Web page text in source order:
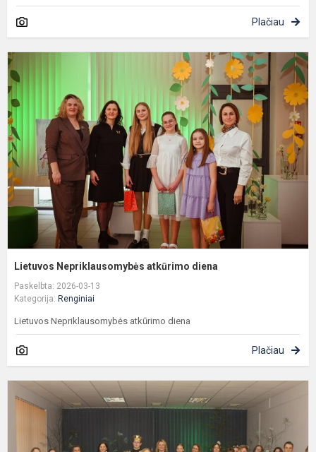
Plačiau
Lietuvos Nepriklausomybės atkūrimo diena
Paskelbta: 2026-03-13
Kategorija: Renginiai
Lietuvos Nepriklausomybės atkūrimo diena
Plačiau